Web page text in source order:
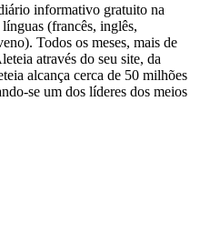
informativo gratuito na
(francês, inglês,
Todos os meses, mais de
através do seu site, da
alcança cerca de 50 milhões
se um dos líderes dos meios